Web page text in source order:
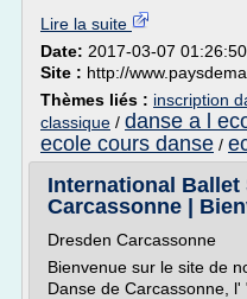
Lire la suite
Date: 2017-03-07 01:26:50
Site : http://
Thèmes liés : inscription
classique / danse a l
ecole cours danse /
International Ballet
Carcassonne |
Dresden Carcassonne
Bienvenue sur le site de
Danse de Carcassonne,